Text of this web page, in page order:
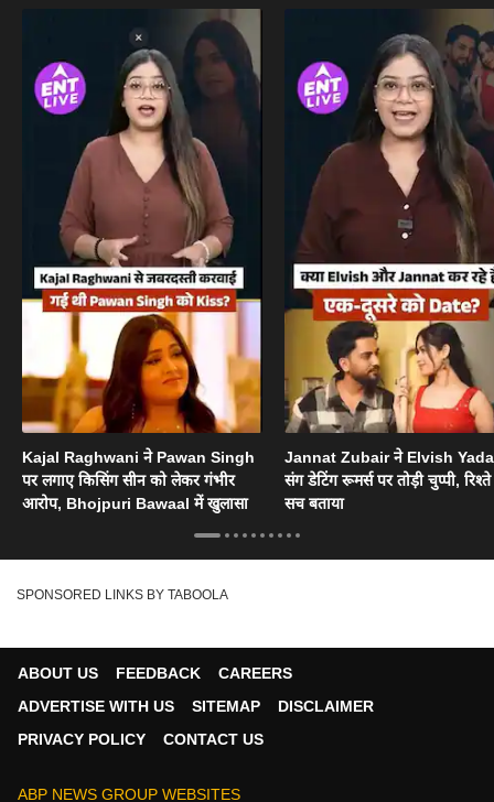
Kajal Raghwani ने Pawan Singh
पर लगाए किसिंग सीन को लेकर गंभीर
आरोप, Bhojpuri Bawaal में खुलासा
Jannat Zubair ने Elvish
संग डेटिंग रूमर्स पर तोड़ी चुप्पी,
सच बताया
SPONSORED LINKS BY TABOOLA
ABOUT US FEEDBACK
CAREERS
ADVERTISE WITH US
SITEMAP
DISCLAIMER
PRIVACY POLICY
CONTACT US
ABP NEWS GROUP WEBSITES